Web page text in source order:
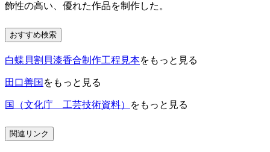
飾性の高い、優れた作品を制作した。
おすすめ検索
白蝶貝割貝漆香合制作工程見本をもっと見る
田口善国 をもっと見る
国（文化庁 工芸技術資料） をもっと見る
関連リンク